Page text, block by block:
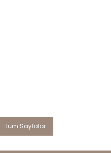
Tüm Sayfalar